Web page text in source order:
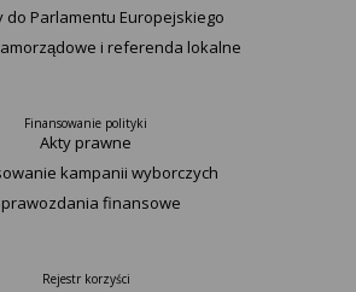
do Parlamentu Europejskiego
i referenda lokalne
Finansowanie polityki
Akty prawne
kampanii wyborczych
finansowe
Rejestr korzyści